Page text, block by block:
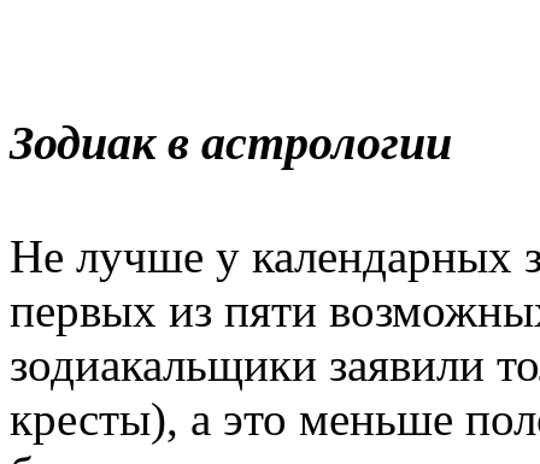
Зодиак в астрологии
Не лучше у календарных
первых из пяти
зодиакальщики заявили
кресты), а это меньше